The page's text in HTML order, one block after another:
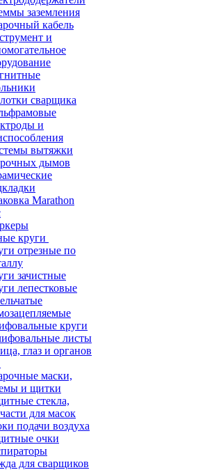
заземления
кабель
и
сварщика
и
вытяжки
дымов
Marathon
круги
отрезные по
зачистные
лепестковые
круги
листы
глаз и органов
маски,
и щитки
стекла,
для масок
подачи воздуха
очки
для сварщиков